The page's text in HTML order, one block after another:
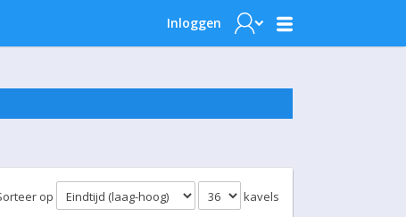
Inloggen
op kavels